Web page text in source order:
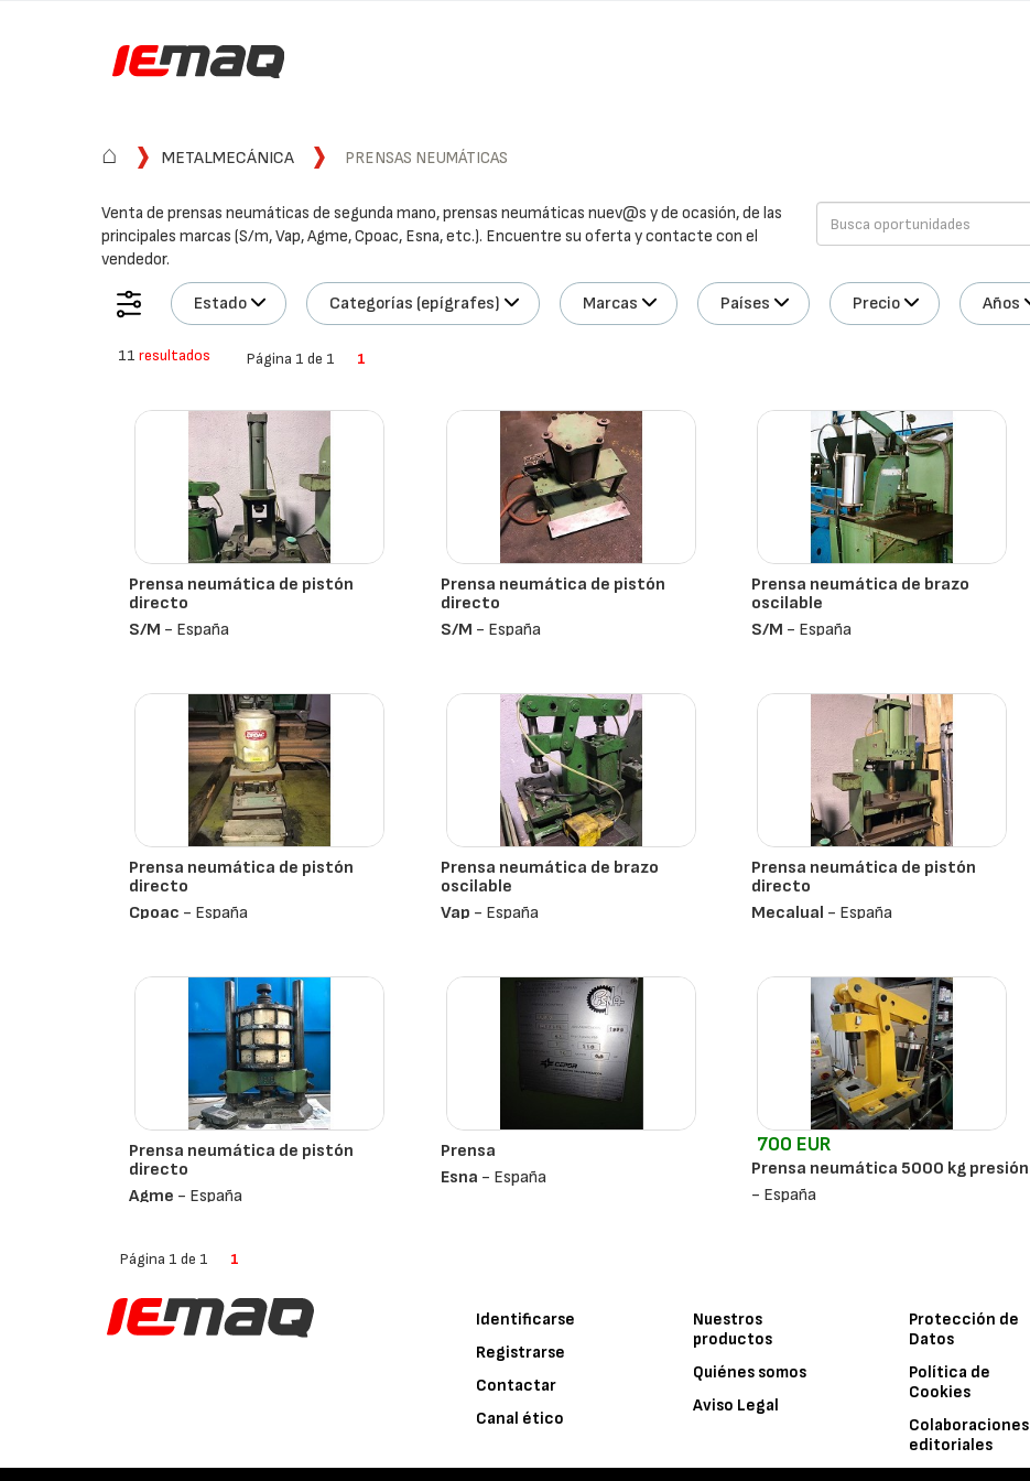
⌂ METALMECÁNICA PRENSAS NEUMÁTICAS
Venta de prensas neumáticas de segunda mano, prensas neumáticas nuev@s y de ocasión, de las
principales marcas (S/m, Vap, Agme, Cpoac, Esna, etc.). Encuentre su oferta y contacte con el
vendedor.
Estado Categorías (epígrafes) Marcas Países Precio Años
11 resultados Página 1 de 1 1
Prensa neumática de pistón
directo
S/m - España
Prensa neumática de pistón
directo
S/m - España
Prensa neumática de brazo
oscilable
S/m - España
Prensa neumática de pistón
directo
Cpoac - España
Prensa neumática de brazo
oscilable
Vap - España
Prensa neumática de pistón
directo
Mecalual - España
Prensa neumática de pistón
directo
Agme - España
Prensa
Esna - España
700 EUR
Prensa neumática 5000 kg presión
- España
Página 1 de 1 1
Identificarse
Registrarse
Contactar
Canal ético
Nuestros
productos
Quiénes somos
Aviso Legal
Protección de
Datos
Política de
Cookies
Colaboraciones
editoriales